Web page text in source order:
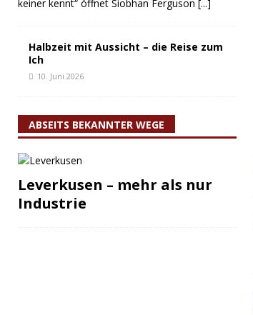
keiner kennt“ öffnet Siobhan Ferguson [...]
Halbzeit mit Aussicht – die Reise zum
Ich
10. Juni 2026
ABSEITS BEKANNTER WEGE
Leverkusen – mehr als nur
Industrie